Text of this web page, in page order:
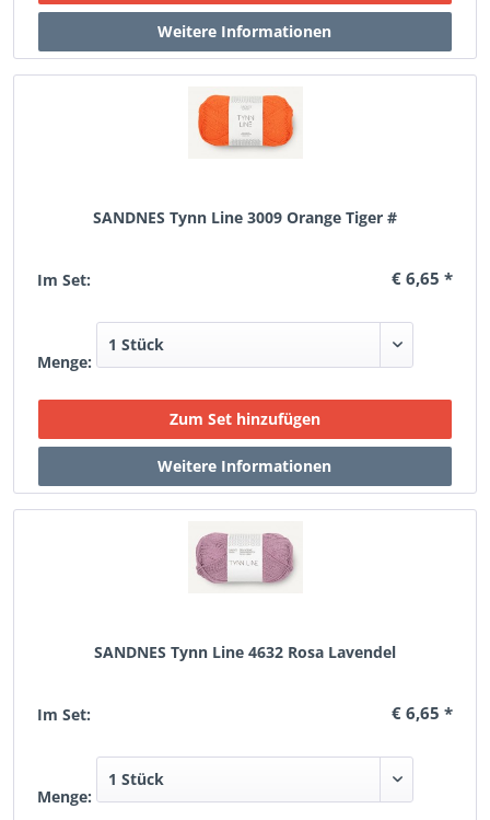
SANDNES Tynn Line 3009 Orange Tiger #
Im Set: € 6,65 *
Menge:
SANDNES Tynn Line 4632 Rosa Lavendel
Im Set: € 6,65 *
Menge: